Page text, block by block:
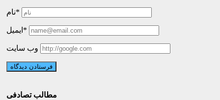
نام*
ایمیل*
وب سایت
مطالب تصادفی